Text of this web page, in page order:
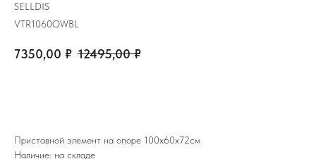
SELLDIS
VTR1060OWBL
7350,00 ₽ 12495,00 ₽
Приставной элемент на опоре 100х60х72см
Наличие: на складе